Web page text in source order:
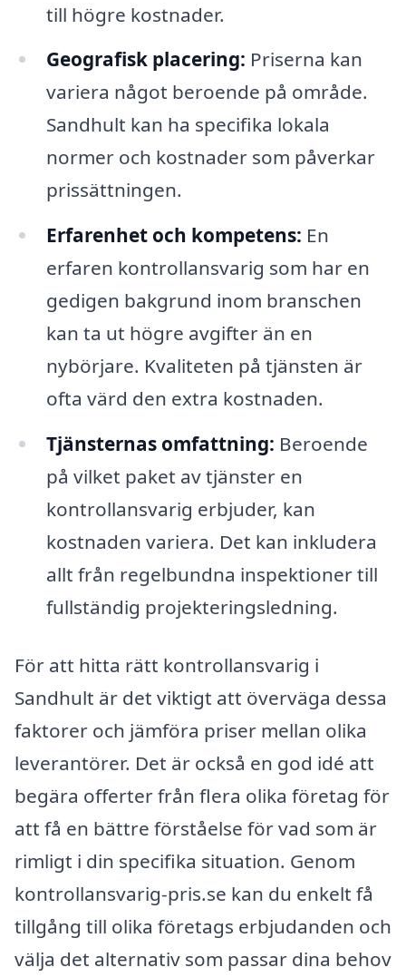
till högre kostnader.
Geografisk placering: Priserna kan
variera något beroende på område.
Sandhult kan ha specifika lokala
normer och kostnader som påverkar
prissättningen.
Erfarenhet och kompetens: En
erfaren kontrollansvarig som har en
gedigen bakgrund inom branschen
kan ta ut högre avgifter än en
nybörjare. Kvaliteten på tjänsten är
ofta värd den extra kostnaden.
Tjänsternas omfattning: Beroende
på vilket paket av tjänster en
kontrollansvarig erbjuder, kan
kostnaden variera. Det kan inkludera
allt från regelbundna inspektioner till
fullständig projekteringsledning.
För att hitta rätt kontrollansvarig i
Sandhult är det viktigt att överväga dessa
faktorer och jämföra priser mellan olika
leverantörer. Det är också en god idé att
begära offerter från flera olika företag för
att få en bättre förståelse för vad som är
rimligt i din specifika situation. Genom
kontrollansvarig-pris.se kan du enkelt få
tillgång till olika företags erbjudanden och
välja det alternativ som passar dina behov